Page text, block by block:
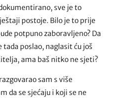
sve je to
postoje. Bilo je to prije
potpuno zaboravljeno? Da
poslao, naglasit ću još
ama baš nitko ne sjeti?
sam s više
da se sjećaju i koji se ne